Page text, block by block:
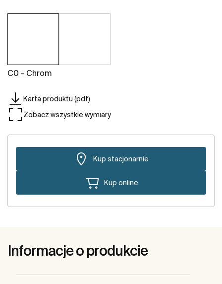
C0 - Chrom
Karta produktu (pdf)
Zobacz wszystkie wymiary
Kup stacjonarnie
Kup online
Informacje o produkcie